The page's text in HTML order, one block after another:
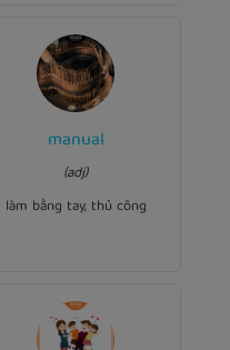
manual
(adj)
làm bằng tay, thủ công
Ví dụ:
manual
workers will
lose their jobs as a result
of company cutbacks.